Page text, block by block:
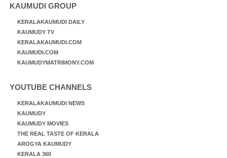
KAUMUDI GROUP
KERALAKAUMUDI DAILY
KAUMUDY TV
KERALAKAUMUDI.COM
KAUMUDI.COM
KAUMUDYMATRIMONY.COM
YOUTUBE CHANNELS
KERALAKAUMUDI NEWS
KAUMUDY
KAUMUDY MOVIES
THE REAL TASTE OF KERALA
AROGYA KAUMUDY
KERALA 360